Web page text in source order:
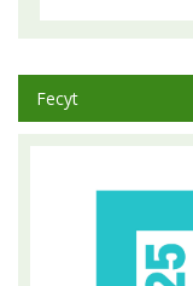
Fecyt